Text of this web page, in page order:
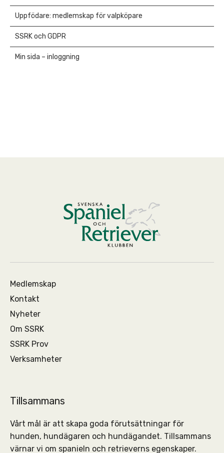
Uppfödare: medlemskap för valpköpare
SSRK och GDPR
Min sida – inloggning
Medlemskap
Kontakt
Nyheter
Om SSRK
SSRK Prov
Verksamheter
Tillsammans
Vårt mål är att skapa goda förutsättningar för
hunden, hundägaren och hundägandet. Tillsammans
värnar vi om spanieln och retrieverns egenskaper.